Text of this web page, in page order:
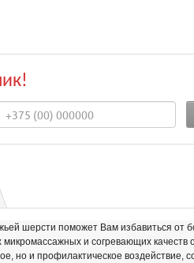
шерсти поможет Вам избавиться от
микромассажных и согревающих
но и профилактическое